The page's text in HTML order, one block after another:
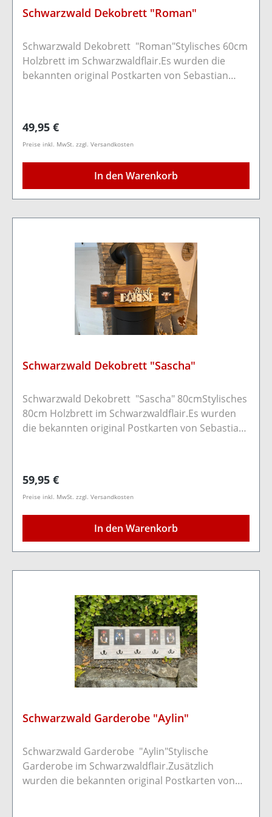
Schwarzwald Dekobrett "Roman"
Schwarzwald Dekobrett "Roman"Stylisches 60cm
Holzbrett im Schwarzwaldflair.Es wurden die
bekannten original Postkarten von Sebastian
werden.Nur für Innenräume geeignetHolzart:
KiefernholzFarbe: HellMaße: Länge 60cm
Breite 20cm Stärke 1,8cm
Regulärer Preis:
49,95 €
Preise inkl. MwSt. zzgl. Versandkosten
In den Warenkorb
Schwarzwald Dekobrett "Sascha"
Schwarzwald Dekobrett "Sascha" 80cmStylisches
80cm Holzbrett im Schwarzwaldflair.Es wurden
die bekannten original Postkarten von Sebastian
bequem mit Schrauben/Nägeln an der Wand
befestigt werden.Nur für Innenräume
geeignetHolzart: KiefernholzFarbe:
Schwarz/dunkel.Maße: Länge 80cm Breite
20cm Stärke 1,8cm
Regulärer Preis:
59,95 €
Preise inkl. MwSt. zzgl. Versandkosten
In den Warenkorb
Schwarzwald Garderobe "Aylin"
Schwarzwald Garderobe "Aylin"Stylische
Garderobe im Schwarzwaldflair.Zusätzlich
wurden die bekannten original Postkarten von